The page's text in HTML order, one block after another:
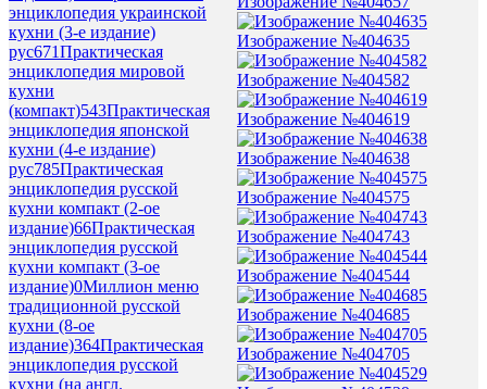
энциклопедия украинской
кухни (3-е издание)
рус671Практическая
энциклопедия мировой
кухни
(компакт)543Практическая
энциклопедия японской
кухни (4-е издание)
рус785Практическая
энциклопедия русской
кухни компакт (2-ое
издание)66Практическая
энциклопедия русской
кухни компакт (3-ое
издание)0Миллион меню
традиционной русской
кухни (8-ое
издание)364Практическая
энциклопедия русской
кухни (на англ.
Изображение №404635
Изображение №404582
Изображение №404619
Изображение №404638
Изображение №404575
Изображение №404743
Изображение №404544
Изображение №404685
Изображение №404705